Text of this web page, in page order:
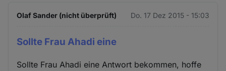
Olaf Sander (nicht überprüft) Do. 17 Dez 2015 - 15:03
Sollte Frau Ahadi eine
Sollte Frau Ahadi eine Antwort bekommen, hoffe